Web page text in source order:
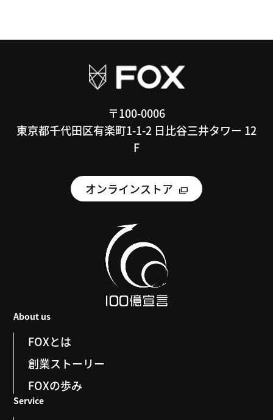
〒100-0006
東京都千代田区有楽町1-1-2 日比谷三井タワー 12
F
オンラインストア
About us
FOXとは
創業ストーリー
FOXの歩み
Service